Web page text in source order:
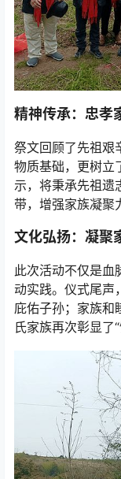
精神传承：忠孝
祭文回顾了先祖艰
物质基础，更树立
示，将秉承先祖遗
带，增强家族凝聚
文化弘扬：凝聚
此次活动不仅是血
动实践。仪式尾声
庇佑子孙；家族和
氏家族再次彰显了